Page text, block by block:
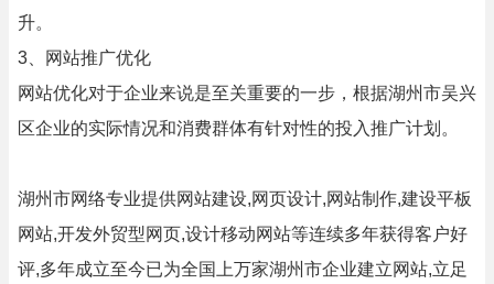
升。
3、网站推广优化
网站优化对于企业来说是至关重要的一步，根据湖州市吴兴
区企业的实际情况和消费群体有针对性的投入推广计划。
湖州市网络专业提供网站建设,网页设计,网站制作,建设平板
网站,开发外贸型网页,设计移动网站等连续多年获得客户好
评,多年成立至今已为全国上万家湖州市企业建立网站,立足